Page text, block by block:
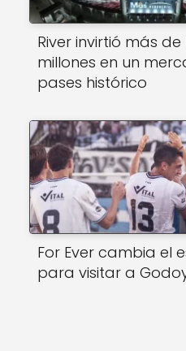
River invirtió más de
millones en un
pases histórico
For Ever cambia el
para visitar a